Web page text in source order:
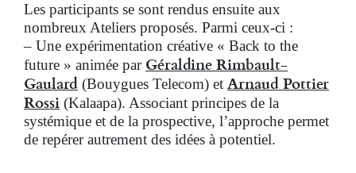
Les participants se sont rendus ensuite aux
nombreux Ateliers proposés. Parmi ceux-ci :
– Une expérimentation créative « Back to the
future » animée par Géraldine Rimbault-
Gaulard (Bouygues Telecom) et Arnaud Pottier
Rossi (Kalaapa). Associant principes de la
systémique et de la prospective, l’approche permet
de repérer autrement des idées à potentiel.